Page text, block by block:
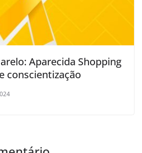
Aparecida Shopping
conscientização